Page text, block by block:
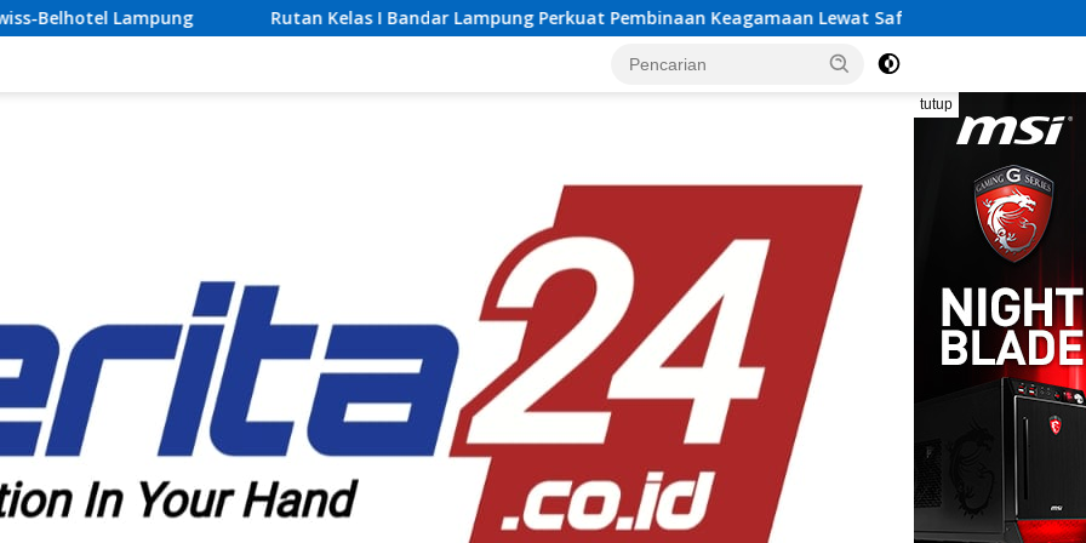
Rutan Kelas I Bandar Lampung Perkuat Pembinaan Keagamaan Lewat Safari Dakwah Bersama Habib Ahmad Al Habsyi
tutup